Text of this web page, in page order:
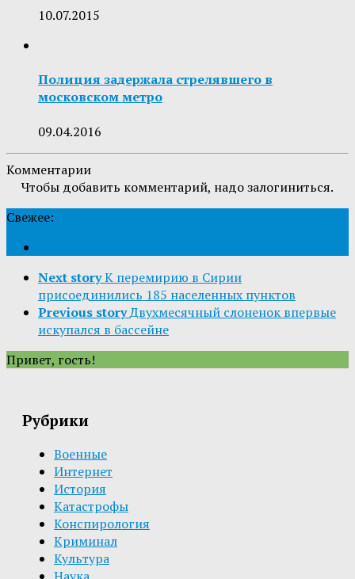
10.07.2015
Полиция задержала стрелявшего в
московском метро
09.04.2016
Комментарии
Чтобы добавить комментарий, надо залогиниться.
Свежее:
Next storyК перемирию в Сирии
присоединились 185 населенных пунктов
Previous storyДвухмесячный слоненок впервые
искупался в бассейне
Привет, гость!
Рубрики
Военные
Интернет
История
Катастрофы
Конспирология
Криминал
Культура